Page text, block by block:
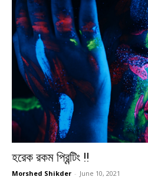
হরেক রকম প্রিন্টিং !!
Morshed Shikder - June 10, 2021